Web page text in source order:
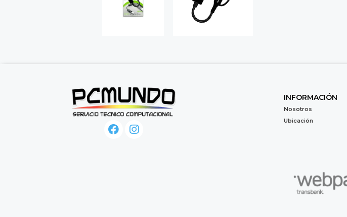
INFORMACIÓN
Nosotros
Ubicación